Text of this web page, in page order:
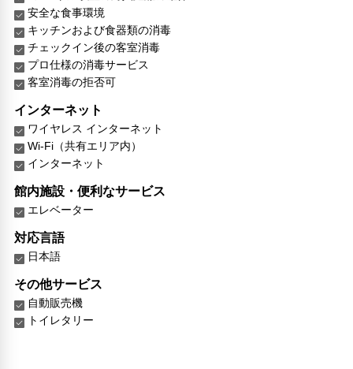
安全な食事環境
キッチンおよび食器類の消毒
チェックイン後の客室消毒
プロ仕様の消毒サービス
客室消毒の拒否可
インターネット
ワイヤレス インターネット
Wi-Fi（共有エリア内）
インターネット
館内施設・便利なサービス
エレベーター
対応言語
日本語
その他サービス
自動販売機
トイレタリー